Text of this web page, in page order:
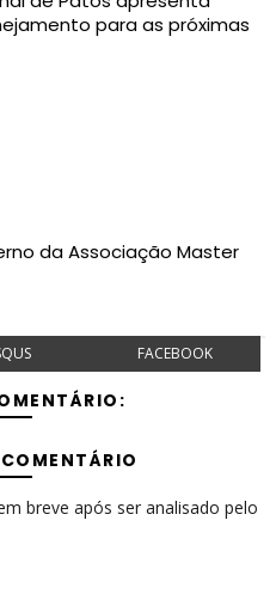
para as próximas
da Associação Master
FACEBOOK
breve após ser analisado pelo